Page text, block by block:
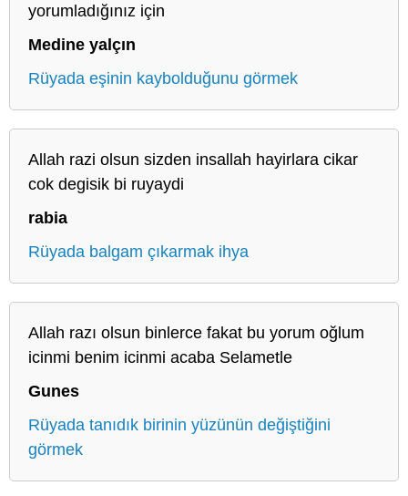
yorumladığınız için
Medine yalçın
Rüyada eşinin kaybolduğunu görmek
Allah razi olsun sizden insallah hayirlara cikar
cok degisik bi ruyaydi
rabia
Rüyada balgam çıkarmak ihya
Allah razı olsun binlerce fakat bu yorum oğlum
icinmi benim icinmi acaba Selametle
Gunes
Rüyada tanıdık birinin yüzünün değiştiğini
görmek